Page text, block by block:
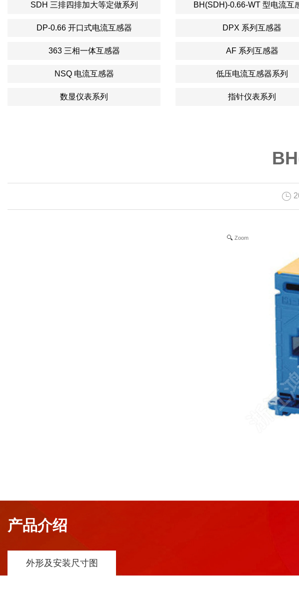
SDH 三排四排加大等定做系列 BH(SDH)-0.66-WT 型电流互
DP-0.66 开口式电流互感器 DPX 系列互感器
363 三相一体互感器 AF 系列互感器
NSQ 电流互感器 低压电流互感器系列
数显仪表系列 指针仪表系列
Zoom
产品介绍
外形及安装尺寸图